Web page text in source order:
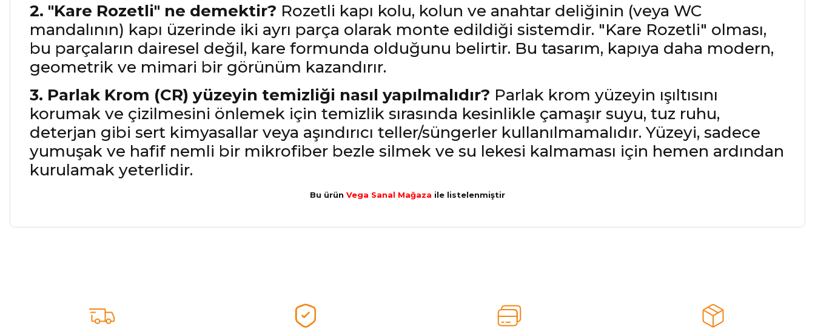
2. "Kare Rozetli" ne demektir? Rozetli kapı kolu, kolun ve anahtar deliğinin (veya WC
mandalının) kapı üzerinde iki ayrı parça olarak monte edildiği sistemdir. "Kare Rozetli" olması,
bu parçaların dairesel değil, kare formunda olduğunu belirtir. Bu tasarım, kapıya daha modern,
geometrik ve mimari bir görünüm kazandırır.
3. Parlak Krom (CR) yüzeyin temizliği nasıl yapılmalıdır? Parlak krom yüzeyin ışıltısını
korumak ve çizilmesini önlemek için temizlik sırasında kesinlikle çamaşır suyu, tuz ruhu,
deterjan gibi sert kimyasallar veya aşındırıcı teller/süngerler kullanılmamalıdır. Yüzeyi, sadece
yumuşak ve hafif nemli bir mikrofiber bezle silmek ve su lekesi kalmaması için hemen ardından
kurulamak yeterlidir.
Bu ürün Vega Sanal Mağaza ile listelenmiştir
Ürün açıklamasında eksik bilgiler bulunuyor.